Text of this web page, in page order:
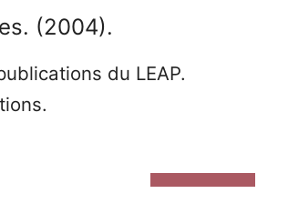
(2004).
du LEAP.